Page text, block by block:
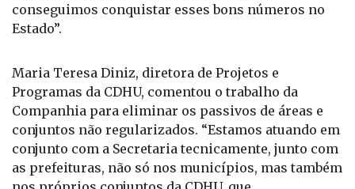
Programas da CDHU, comentou o trabalho da
Companhia para eliminar os passivos de áreas e
conjuntos não regularizados. “Estamos atuando em
conjunto com a Secretaria tecnicamente, junto com
as prefeituras, não só nos municípios, mas também
nos próprios conjuntos da CDHU, que
historicamente necessitam de regularização